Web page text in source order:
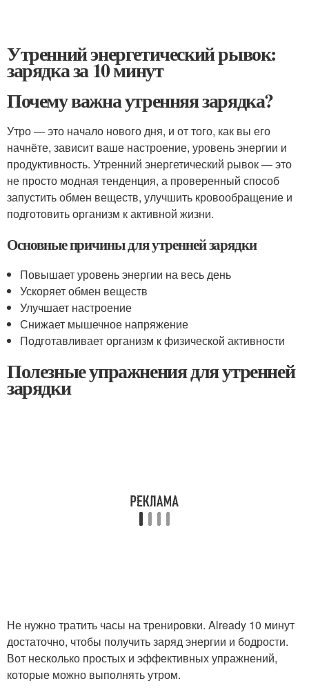
Утренний энергетический рывок:
зарядка за 10 минут
Почему важна утренняя зарядка?
Утро — это начало нового дня, и от того, как вы его
начнёте, зависит ваше настроение, уровень энергии и
продуктивность. Утренний энергетический рывок — это
не просто модная тенденция, а проверенный способ
запустить обмен веществ, улучшить кровообращение и
подготовить организм к активной жизни.
Основные причины для утренней зарядки
Повышает уровень энергии на весь день
Ускоряет обмен веществ
Улучшает настроение
Снижает мышечное напряжение
Подготавливает организм к физической активности
Полезные упражнения для утренней
зарядки
Не нужно тратить часы на тренировки. Already 10 минут
достаточно, чтобы получить заряд энергии и бодрости.
Вот несколько простых и эффективных упражнений,
которые можно выполнять утром.